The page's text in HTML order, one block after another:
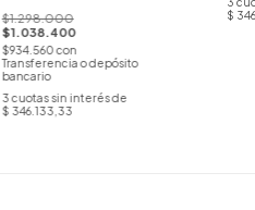
$1.298.000
$1.038.400
$934.560con
Transferencia o depósito
bancario
3cuotas sin interés de
$ 346.133,33
$